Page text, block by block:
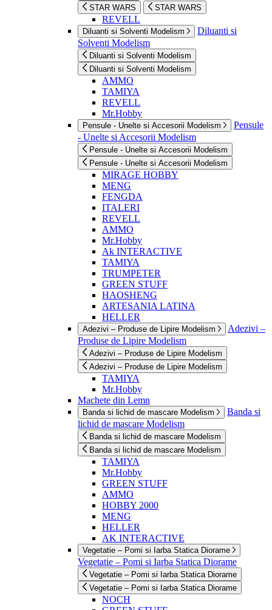
STAR WARS STAR WARS
REVELL
Diluanti si Solventi Modelism
Diluanti si
Solventi Modelism
Diluanti si Solventi Modelism
Diluanti si Solventi Modelism
AMMO
TAMIYA
REVELL
Mr.Hobby
Pensule - Unelte si Accesorii Modelism
Pensule
- Unelte si Accesorii Modelism
Pensule - Unelte si Accesorii Modelism
Pensule - Unelte si Accesorii Modelism
MIRAGE HOBBY
MENG
FENGDA
ITALERI
REVELL
AMMO
Mr.Hobby
Ak INTERACTIVE
TAMIYA
TRUMPETER
GREEN STUFF
HAOSHENG
ARTESANIA LATINA
HELLER
Adezivi – Produse de Lipire Modelism
Adezivi –
Produse de Lipire Modelism
Adezivi – Produse de Lipire Modelism
Adezivi – Produse de Lipire Modelism
TAMIYA
Mr.Hobby
Machete din Lemn
Banda si lichid de mascare Modelism
Banda si
lichid de mascare Modelism
Banda si lichid de mascare Modelism
Banda si lichid de mascare Modelism
TAMIYA
Mr.Hobby
GREEN STUFF
AMMO
HOBBY 2000
MENG
HELLER
AK INTERACTIVE
Vegetatie – Pomi si Iarba Statica Diorame
Vegetatie – Pomi si Iarba Statica Diorame
Vegetatie – Pomi si Iarba Statica Diorame
Vegetatie – Pomi si Iarba Statica Diorame
NOCH